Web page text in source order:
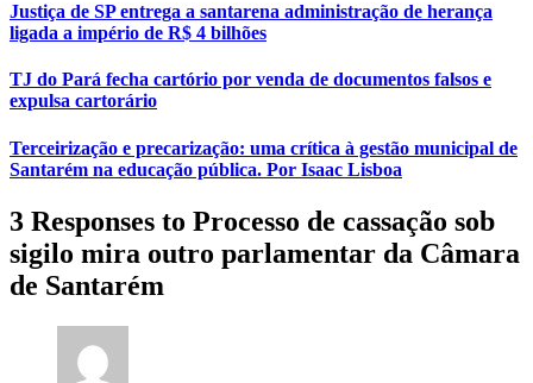
Justiça de SP entrega a santarena administração de herança
ligada a império de R$ 4 bilhões
TJ do Pará fecha cartório por venda de documentos falsos e
expulsa cartorário
Terceirização e precarização: uma crítica à gestão municipal de
Santarém na educação pública. Por Isaac Lisboa
3 Responses to Processo de cassação sob
sigilo mira outro parlamentar da Câmara
de Santarém